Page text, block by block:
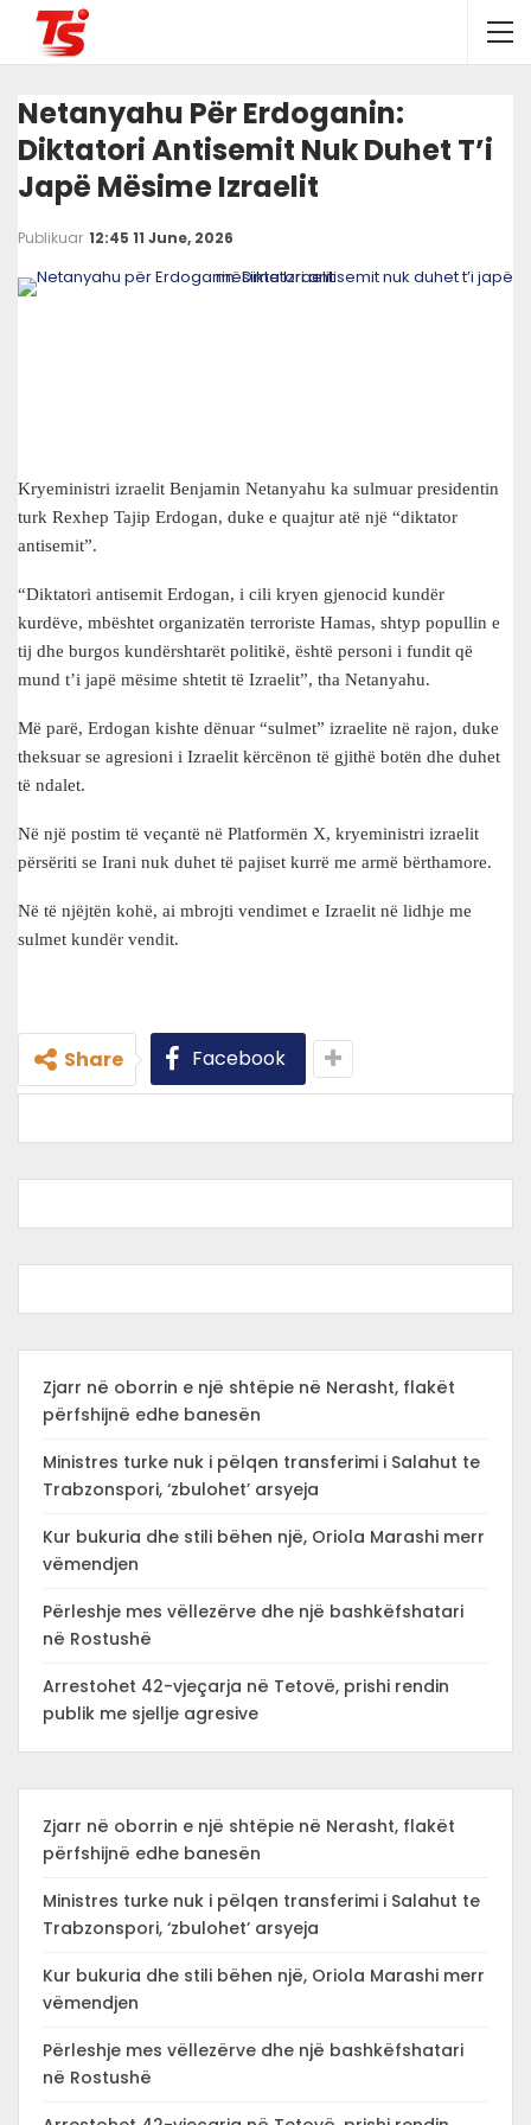
Netanyahu Për Erdoganin:
Diktatori Antisemit Nuk Duhet T’i
Japë Mësime Izraelit
Publikuar 12:45 11 June, 2026
Kryeministri izraelit Benjamin Netanyahu ka sulmuar presidentin
turk Rexhep Tajip Erdogan, duke e quajtur atë një “diktator
antisemit”.
“Diktatori antisemit Erdogan, i cili kryen gjenocid kundër
kurdëve, mbështet organizatën terroriste Hamas, shtyp popullin e
tij dhe burgos kundërshtarët politikë, është personi i fundit që
mund t’i japë mësime shtetit të Izraelit”, tha Netanyahu.
Më parë, Erdogan kishte dënuar “sulmet” izraelite në rajon, duke
theksuar se agresioni i Izraelit kërcënon të gjithë botën dhe duhet
të ndalet.
Në një postim të veçantë në Platformën X, kryeministri izraelit
përsëriti se Irani nuk duhet të pajiset kurrë me armë bërthamore.
Në të njëjtën kohë, ai mbrojti vendimet e Izraelit në lidhje me
sulmet kundër vendit.
Share Facebook
Zjarr në oborrin e një shtëpie në Nerasht, flakët
përfshijnë edhe banesën
Ministres turke nuk i pëlqen transferimi i Salahut te
Trabzonspori, ‘zbulohet’ arsyeja
Kur bukuria dhe stili bëhen një, Oriola Marashi merr
vëmendjen
Përleshje mes vëllezërve dhe një bashkëfshatari
në Rostushë
Arrestohet 42-vjeçarja në Tetovë, prishi rendin
publik me sjellje agresive
Zjarr në oborrin e një shtëpie në Nerasht, flakët
përfshijnë edhe banesën
Ministres turke nuk i pëlqen transferimi i Salahut te
Trabzonspori, ‘zbulohet’ arsyeja
Kur bukuria dhe stili bëhen një, Oriola Marashi merr
vëmendjen
Përleshje mes vëllezërve dhe një bashkëfshatari
në Rostushë